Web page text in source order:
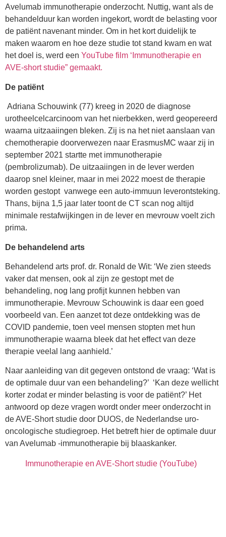
Avelumab immunotherapie onderzocht. Nuttig, want als de
behandelduur kan worden ingekort, wordt de belasting voor
de patiënt navenant minder. Om in het kort duidelijk te
maken waarom en hoe deze studie tot stand kwam en wat
het doel is, werd een YouTube film ‘Immunotherapie en
AVE-short studie” gemaakt.
De patiënt
Adriana Schouwink (77) kreeg in 2020 de diagnose
urotheelcelcarcinoom van het nierbekken, werd geopereerd
waarna uitzaaiingen bleken. Zij is na het niet aanslaan van
chemotherapie doorverwezen naar ErasmusMC waar zij in
september 2021 startte met immunotherapie
(pembrolizumab). De uitzaaiingen in de lever werden
daarop snel kleiner, maar in mei 2022 moest de therapie
worden gestopt vanwege een auto-immuun leverontsteking.
Thans, bijna 1,5 jaar later toont de CT scan nog altijd
minimale restafwijkingen in de lever en mevrouw voelt zich
prima.
De behandelend arts
Behandelend arts prof. dr. Ronald de Wit: ‘We zien steeds
vaker dat mensen, ook al zijn ze gestopt met de
behandeling, nog lang profijt kunnen hebben van
immunotherapie. Mevrouw Schouwink is daar een goed
voorbeeld van. Een aanzet tot deze ontdekking was de
COVID pandemie, toen veel mensen stopten met hun
immunotherapie waarna bleek dat het effect van deze
therapie veelal lang aanhield.’
Naar aanleiding van dit gegeven ontstond de vraag: ‘Wat is
de optimale duur van een behandeling?’ ‘Kan deze wellicht
korter zodat er minder belasting is voor de patiënt?’ Het
antwoord op deze vragen wordt onder meer onderzocht in
de AVE-Short studie door DUOS, de Nederlandse uro-
oncologische studiegroep. Het betreft hier de optimale duur
van Avelumab -immunotherapie bij blaaskanker.
Immunotherapie en AVE-Short studie (YouTube)